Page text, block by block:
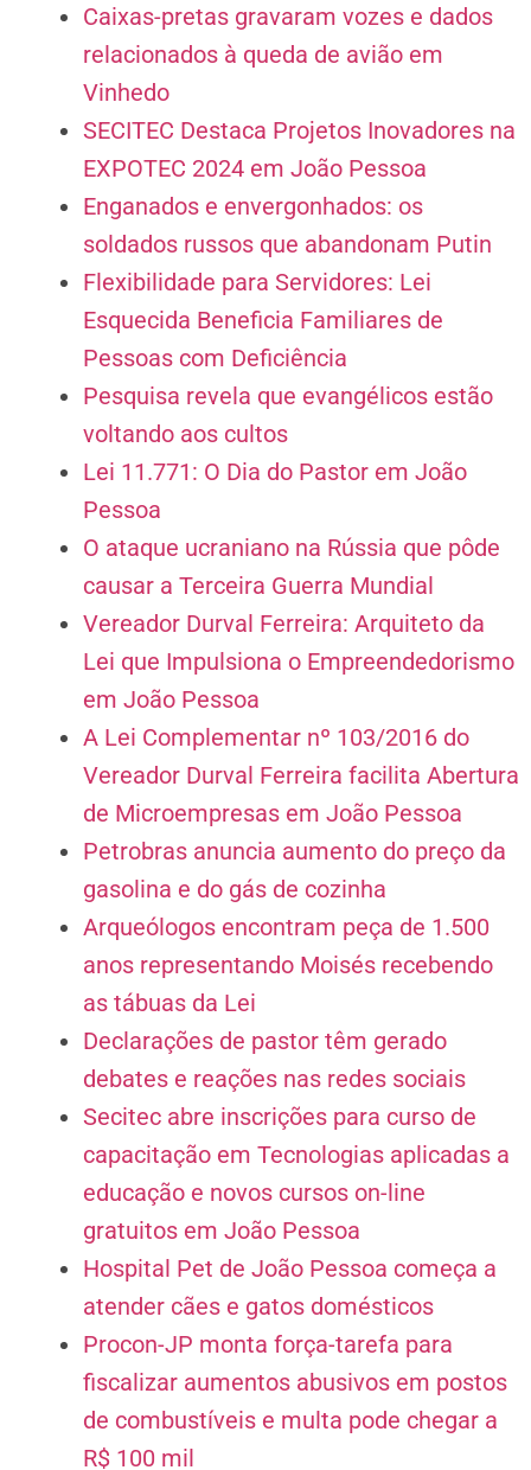
Caixas-pretas gravaram vozes e dados
relacionados à queda de avião em
Vinhedo
SECITEC Destaca Projetos Inovadores na
EXPOTEC 2024 em João Pessoa
Enganados e envergonhados: os
soldados russos que abandonam Putin
Flexibilidade para Servidores: Lei
Esquecida Beneficia Familiares de
Pessoas com Deficiência
Pesquisa revela que evangélicos estão
voltando aos cultos
Lei 11.771: O Dia do Pastor em João
Pessoa
O ataque ucraniano na Rússia que pôde
causar a Terceira Guerra Mundial
Vereador Durval Ferreira: Arquiteto da
Lei que Impulsiona o Empreendedorismo
em João Pessoa
A Lei Complementar nº 103/2016 do
Vereador Durval Ferreira facilita Abertura
de Microempresas em João Pessoa
Petrobras anuncia aumento do preço da
gasolina e do gás de cozinha
Arqueólogos encontram peça de 1.500
anos representando Moisés recebendo
as tábuas da Lei
Declarações de pastor têm gerado
debates e reações nas redes sociais
Secitec abre inscrições para curso de
capacitação em Tecnologias aplicadas a
educação e novos cursos on-line
gratuitos em João Pessoa
Hospital Pet de João Pessoa começa a
atender cães e gatos domésticos
Procon-JP monta força-tarefa para
fiscalizar aumentos abusivos em postos
de combustíveis e multa pode chegar a
R$ 100 mil